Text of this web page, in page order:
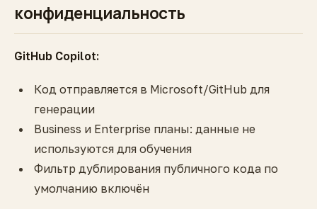
конфиденциальность
GitHub Copilot:
Код отправляется в Microsoft/GitHub для
генерации
Business и Enterprise планы: данные не
используются для обучения
Фильтр дублирования публичного кода по
умолчанию включён